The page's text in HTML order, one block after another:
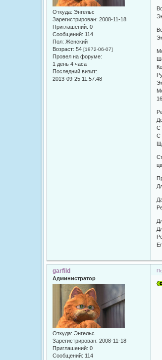
Откуда: Энгельс
Зарегистрирован: 2008-11-18
Приглашений: 0
Сообщений: 114
Пол: Женский
Возраст: 54[1972-06-07]
Провел на форуме:
1 день 4 часа
Последний визит:
2013-09-25 11:57:48
С
С
garfild
Администратор
Откуда: Энгельс
Зарегистрирован: 2008-11-18
Приглашений: 0
Сообщений: 114